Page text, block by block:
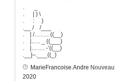
. _
. | ) \
. : )
.__ / /___
. | /…….. ((__)
. |….. _ ((___)
. |……. -‘((__)
.__|–.___((_)
MarieFrancoise.Andre
2020